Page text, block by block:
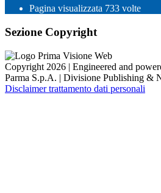
Pagina visualizzata 733 volte
Sezione Copyright
Copyright 2026 | Engineered and
Parma S.p.A. | Divisione Publishing &
Disclaimer trattamento dati personali